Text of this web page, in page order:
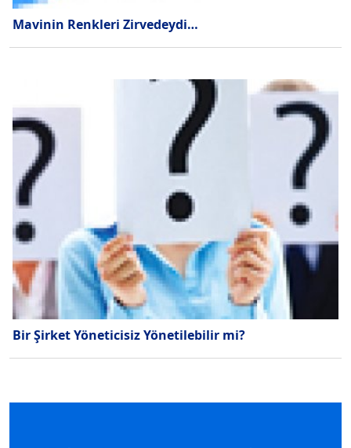
Mavinin Renkleri Zirvedeydi…
Bir Şirket Yöneticisiz Yönetilebilir mi?